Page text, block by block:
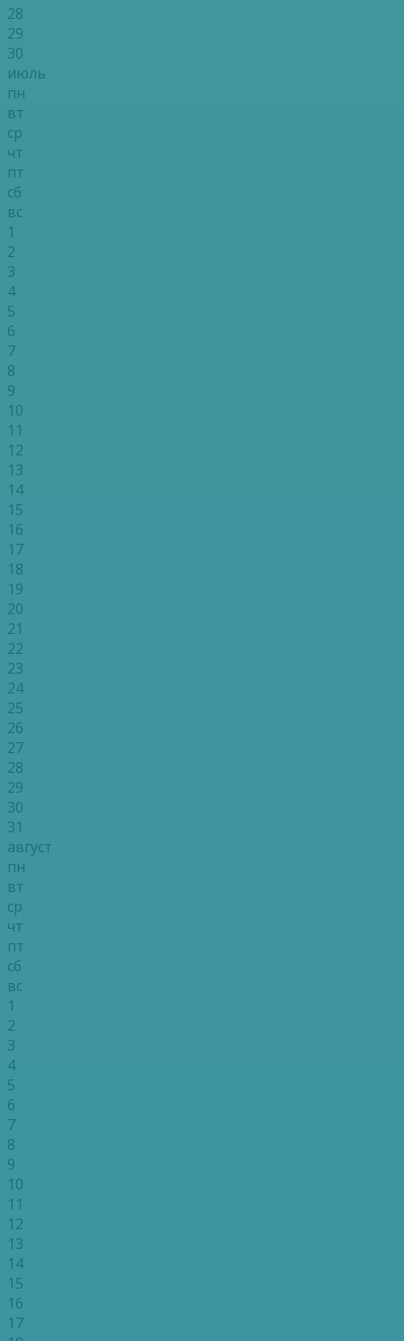
28
29
30
июль
пн
вт
ср
чт
пт
сб
вс
1
2
3
4
5
6
7
8
9
10
11
12
13
14
15
16
17
18
19
20
21
22
23
24
25
26
27
28
29
30
31
август
пн
вт
ср
чт
пт
сб
вс
1
2
3
4
5
6
7
8
9
10
11
12
13
14
15
16
17